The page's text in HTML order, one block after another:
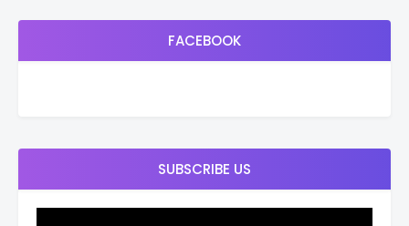
FACEBOOK
SUBSCRIBE US